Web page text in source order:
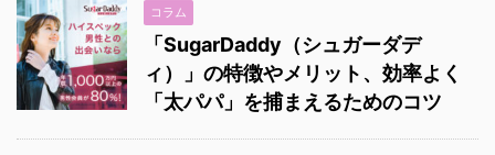
コラム
「SugarDaddy（シュガーダデ
ィ）」の特徴やメリット、効率よく
「太パパ」を捕まえるためのコツ